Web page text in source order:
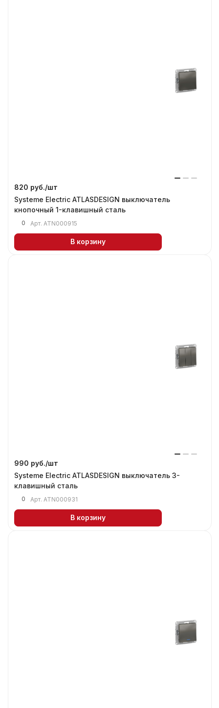
820 руб./шт
Systeme Electric ATLASDESIGN выключатель
кнопочный 1-клавишный сталь
0 Арт. ATN000915
В корзину
990 руб./шт
Systeme Electric ATLASDESIGN выключатель 3-
клавишный сталь
0 Арт. ATN000931
В корзину